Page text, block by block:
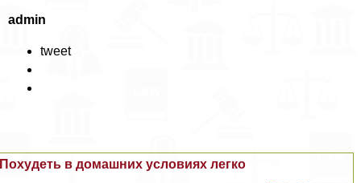
admin
tweet
Похудеть в домашних условиях легко